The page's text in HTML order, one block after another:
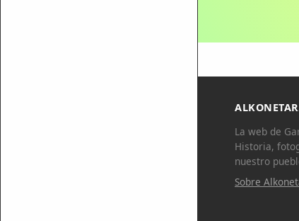
La web de
Historia,
nuestro
Sobre